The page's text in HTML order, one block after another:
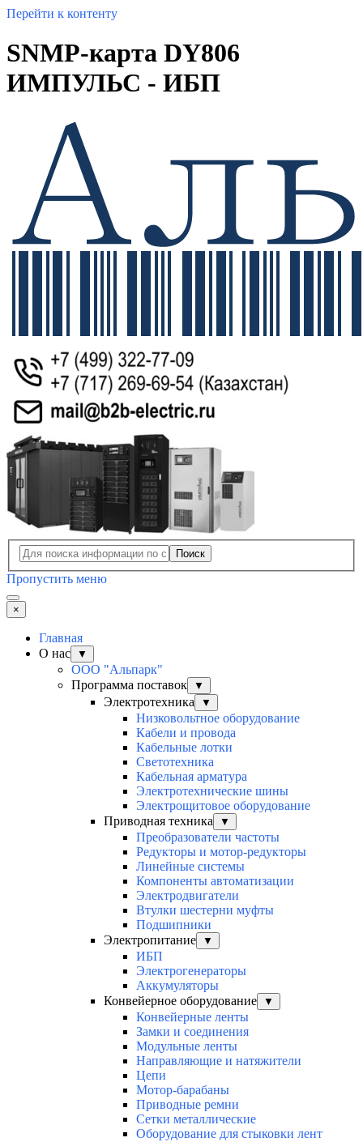
Перейти к контенту
SNMP-карта DY806
ИМПУЛЬС - ИБП
Поиск
Пропустить меню
×
Главная
О нас
▼
ООО "Альпарк"
Программа поставок
▼
Электротехника ▼
Низковольтное оборудование
Кабели и провода
Кабельные лотки
Светотехника
Кабельная арматура
Электротехнические шины
Электрощитовое оборудование
Приводная техника
▼
Преобразователи частоты
Редукторы и мотор-редукторы
Линейные системы
Компоненты автоматизации
Электродвигатели
Втулки шестерни муфты
Подшипники
Электропитание
▼
ИБП
Электрогенераторы
Аккумуляторы
Конвейерное оборудование
▼
Конвейерные ленты
Замки и соединения
Модульные ленты
Направляющие и натяжители
Цепи
Мотор-барабаны
Приводные ремни
Сетки металлические
Оборудование для стыковки лент